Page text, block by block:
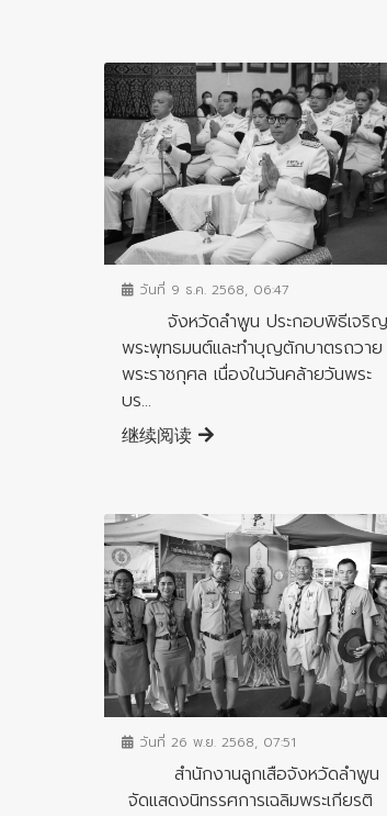
ข่าวกิจกรรมสำคัญจังหวัด
วันที่ 9 ธ.ค. 2568, 06:47
จังหวัดลำพูน ประกอบพิธีเจริญ
พระพุทธมนต์และทำบุญตักบาตรถวาย
พระราชกุศล เนื่องในวันคล้ายวันพระ
บร...
继续阅读
ข่าวกิจกรรมสำคัญจังหวัด
วันที่ 26 พ.ย. 2568, 07:51
สำนักงานลูกเสือจังหวัดลำพูน
จัดแสดงนิทรรศการเฉลิมพระเกียรติ